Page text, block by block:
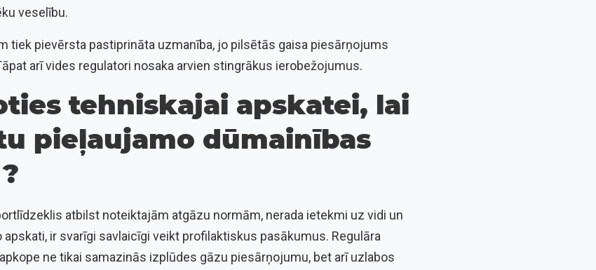
veselību.
tiek pievērsta pastiprināta uzmanība, jo pilsētās gaisa piesārņojums
arī vides regulatori nosaka arvien stingrākus ierobežojumus.
tehniskajai apskatei, lai
pieļaujamo dūmainības
atbilst noteiktajām atgāzu normām, nerada ietekmi uz vidi un
ir svarīgi savlaicīgi veikt profilaktiskus pasākumus. Regulāra
ne tikai samazinās izplūdes gāzu piesārņojumu, bet arī uzlabos